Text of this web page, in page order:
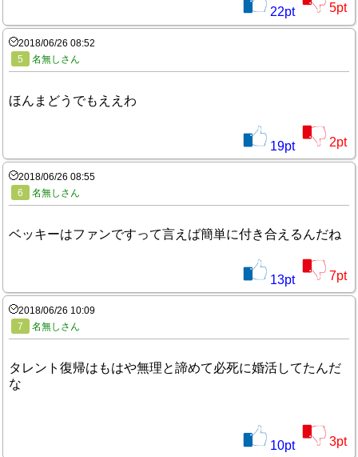
22pt 5pt
2018/06/26 08:52
5
名無しさん
ほんまどうでもええわ
19pt 2pt
2018/06/26 08:55
6
名無しさん
ベッキーはファンですって言えば簡単に付き合えるんだね
13pt 7pt
2018/06/26 10:09
7
名無しさん
タレント復帰はもはや無理と諦めて必死に婚活してたんだ
な
10pt 3pt